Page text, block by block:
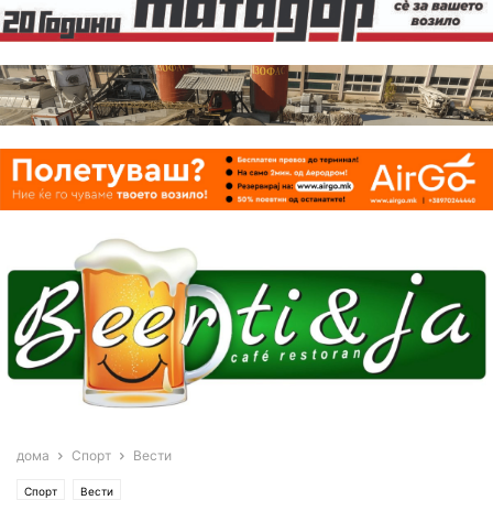
дома Спорт Вести
Спорт Вести